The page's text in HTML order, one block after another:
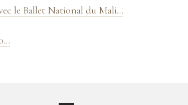
le Ballet National du Mali…